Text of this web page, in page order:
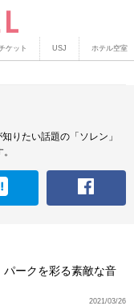
ケット USJ ホテル空室
りたい話題の「ソレン」
ークを彩る素敵な音
2021/03/26